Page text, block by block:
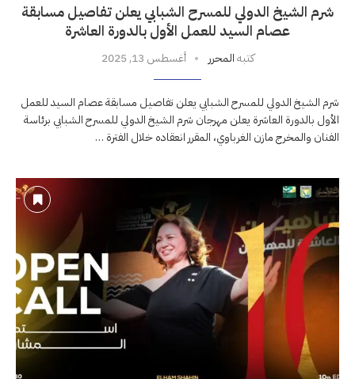
شرم الشيخ الدولي للمسرح الشبابي يعلن تفاصيل مسابقة
عصام السيد للعمل الأول بالدورة العاشرة
كتبهالمحرر أغسطس 13, 2025
شرم الشيخ الدولي للمسرح الشبابي يعلن تفاصيل مسابقة عصام السيد للعمل
الأول بالدورة العاشرة يعلن مهرجان شرم الشيخ الدولي للمسرح الشبابي برئاسة
الفنان والمخرج مازن الغرباوي، المقرر انعقاده خلال الفترة …